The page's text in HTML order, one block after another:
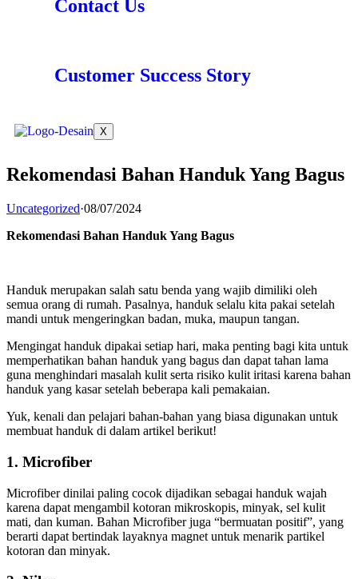
Contact Us
Customer Success Story
X
Rekomendasi Bahan Handuk Yang Bagus
Uncategorized·08/07/2024
Rekomendasi Bahan Handuk Yang Bagus
Handuk merupakan salah satu benda yang wajib dimiliki oleh
semua orang di rumah. Pasalnya, handuk selalu kita pakai setelah
mandi untuk mengeringkan badan, muka, maupun tangan.
Mengingat handuk dipakai setiap hari, maka penting bagi kita untuk
memperhatikan bahan handuk yang bagus dan dapat tahan lama
guna menghindari masalah kulit serta risiko kulit iritasi karena bahan
handuk yang kasar setelah beberapa kali pemakaian.
Yuk, kenali dan pelajari bahan-bahan yang biasa digunakan untuk
membuat handuk di dalam artikel berikut!
1. Microfiber
Microfiber dinilai paling cocok dijadikan sebagai handuk wajah
karena dapat mengambil kotoran mikroskopis, minyak, sel kulit
mati, dan kuman. Bahan Microfiber juga “bermuatan positif”, yang
berarti dapat bertindak layaknya magnet untuk menarik partikel
kotoran dan minyak.